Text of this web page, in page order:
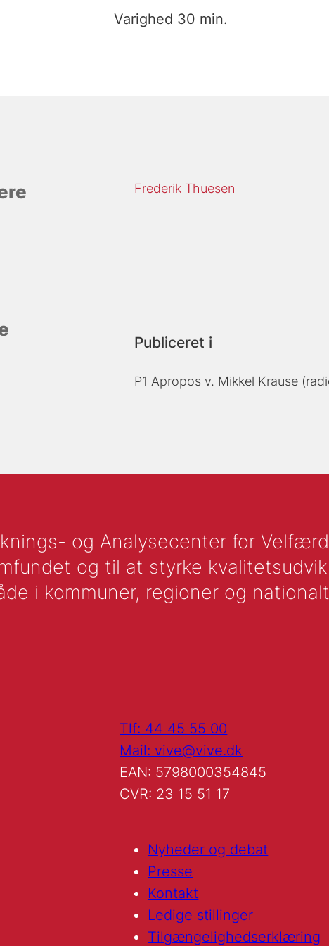
Varighed 30 min.
Frederik Thuesen
Publiceret i
P1 Apropos v. Mikkel Krause
og Analysecenter for
og til at styrke
i kommuner, regioner og
Tlf: 44 45 55 00
Mail: vive@vive.dk
EAN: 5798000354845
CVR: 23 15 51 17
Nyheder og debat
Presse
Kontakt
Ledige stillinger
Tilgængelighedserklæring